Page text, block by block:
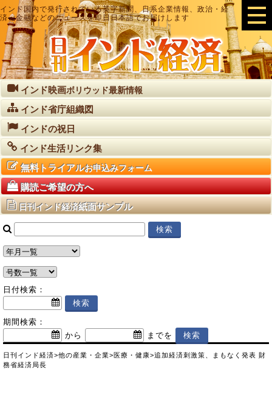
インド国内で発行されている英字新聞、日系企業情報、政治・経
済・金融などのニュースを即日日本語でお届けします
インド映画ボリウッド最新情報
インド省庁組織図
インドの祝日
インド生活リンク集
無料トライアルお申込みフォーム
購読ご希望の方へ
日刊インド経済紙面サンプル
日付検索：
期間検索：
から
までを
日刊インド経済>他の産業・企業>医療・健康>追加経済刺激策、まもなく発表 財
務省経済局長